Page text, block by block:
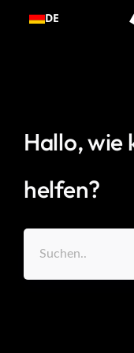
InhaltDE
Hallo, wie
helfen?